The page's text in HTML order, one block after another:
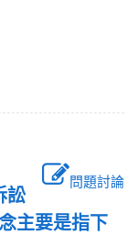
問題討論
訟
主要是指下